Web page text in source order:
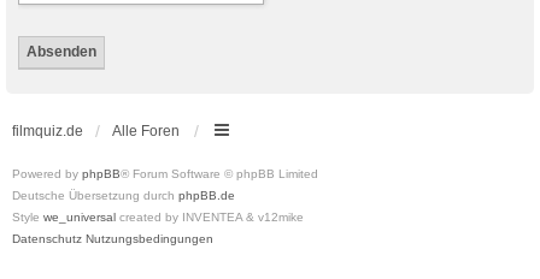
filmquiz.de Alle Foren
Powered by phpBB® Forum Software © phpBB Limited
Deutsche Übersetzung durch phpBB.de
Style we_universal created by INVENTEA & v12mike
Datenschutz Nutzungsbedingungen